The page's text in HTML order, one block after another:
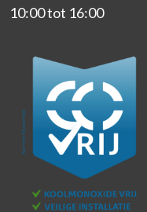
10:00 tot 16:00